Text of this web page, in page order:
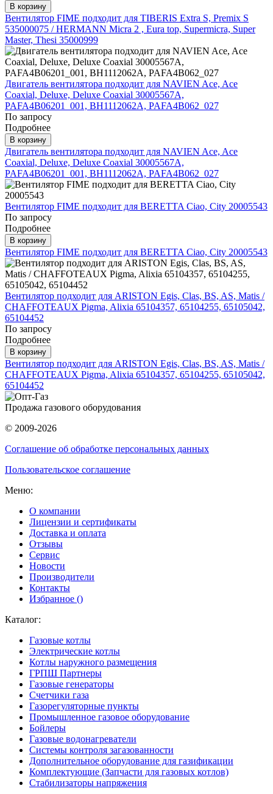
В корзину
Вентилятор FIME подходит для TIBERIS Extra S, Premix S
535000075 / HERMANN Micra 2 , Eura top, Supermicra, Super
Master, Thesi 35000999
Двигатель вентилятора подходит для NAVIEN Ace, Ace
Coaxial, Deluxe, Deluxe Coaxial 30005567A,
PAFA4B06201_001, BH1112062A, PAFA4B062_027
По запросу
Подробнее
В корзину
Двигатель вентилятора подходит для NAVIEN Ace, Ace
Coaxial, Deluxe, Deluxe Coaxial 30005567A,
PAFA4B06201_001, BH1112062A, PAFA4B062_027
Вентилятор FIME подходит для BERETTA Ciao, City 20005543
По запросу
Подробнее
В корзину
Вентилятор FIME подходит для BERETTA Ciao, City 20005543
Вентилятор подходит для ARISTON Egis, Clas, BS, AS, Matis /
CHAFFOTEAUX Pigma, Alixia 65104357, 65104255, 65105042,
65104452
По запросу
Подробнее
В корзину
Вентилятор подходит для ARISTON Egis, Clas, BS, AS, Matis /
CHAFFOTEAUX Pigma, Alixia 65104357, 65104255, 65105042,
65104452
Продажа газового оборудования
© 2009-2026
Соглашение об обработке персональных данных
Пользовательское соглашение
Меню:
О компании
Лицензии и сертификаты
Доставка и оплата
Отзывы
Сервис
Новости
Производители
Контакты
Избранное ()
Каталог:
Газовые котлы
Электрические котлы
Котлы наружного размещения
ГРПШ Партнеры
Газовые генераторы
Счетчики газа
Газорегуляторные пункты
Промышленное газовое оборудование
Бойлеры
Газовые водонагреватели
Системы контроля загазованности
Дополнительное оборудование для газификации
Комплектующие (Запчасти для газовых котлов)
Стабилизаторы напряжения